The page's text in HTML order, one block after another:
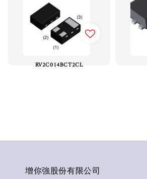
RV2C014BCT2CL
增你強股份有限公司